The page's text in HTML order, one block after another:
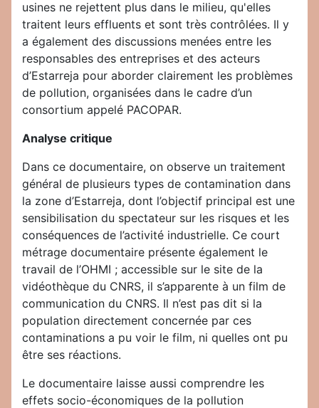
usines ne rejettent plus dans le milieu, qu'elles
traitent leurs effluents et sont très contrôlées. Il y
a également des discussions menées entre les
responsables des entreprises et des acteurs
d’Estarreja pour aborder clairement les problèmes
de pollution, organisées dans le cadre d’un
consortium appelé PACOPAR.
Analyse critique
Dans ce documentaire, on observe un traitement
général de plusieurs types de contamination dans
la zone d’Estarreja, dont l’objectif principal est une
sensibilisation du spectateur sur les risques et les
conséquences de l’activité industrielle. Ce court
métrage documentaire présente également le
travail de l’OHMI ; accessible sur le site de la
vidéothèque du CNRS, il s’apparente à un film de
communication du CNRS. Il n’est pas dit si la
population directement concernée par ces
contaminations a pu voir le film, ni quelles ont pu
être ses réactions.
Le documentaire laisse aussi comprendre les
effets socio-économiques de la pollution